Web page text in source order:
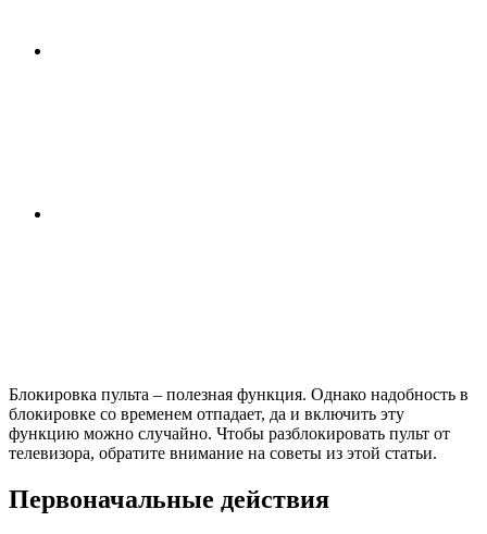
Блокировка пульта – полезная функция. Однако надобность в
блокировке со временем отпадает, да и включить эту
функцию можно случайно. Чтобы разблокировать пульт от
телевизора, обратите внимание на советы из этой статьи.
Первоначальные действия